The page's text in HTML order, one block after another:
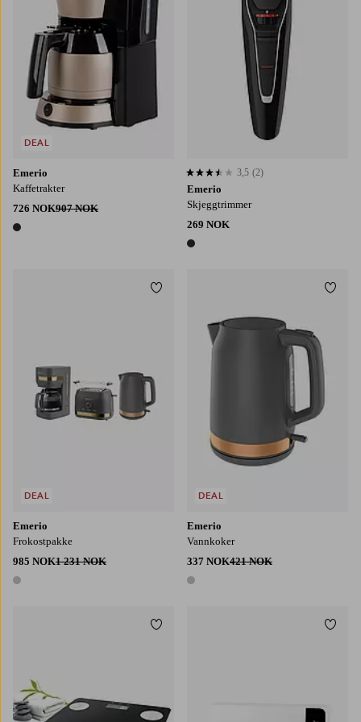
Emerio
Kaffetrakter
726 NOK907 NOK
1 farge
DEAL
Emerio
Skjeggtrimmer
269 NOK
1 farge
3,5 basert på 2 karaktergivninger
3,5 (2)
Emerio
Frokostpakke
985 NOK1 231 NOK
1 farge
DEAL
Legg til favoritter
Emerio
Vannkoker
337 NOK421 NOK
1 farge
DEAL
Legg til favoritter